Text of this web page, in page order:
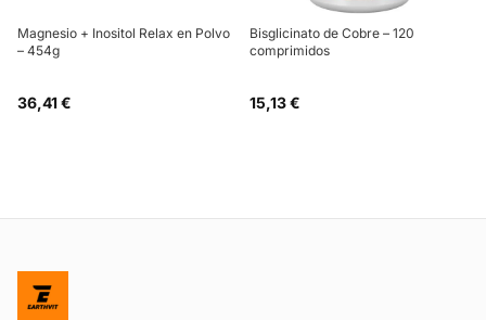
Magnesio + Inositol Relax en Polvo
– 454g
36,41 €
Bisglicinato de Cobre – 120
comprimidos
15,13 €